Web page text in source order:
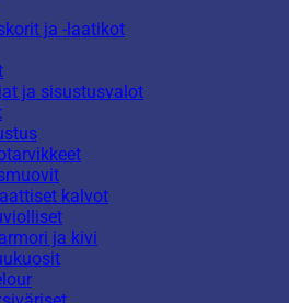
ja -laatikot
ja sisustusvalot
kalvot
ja kivi